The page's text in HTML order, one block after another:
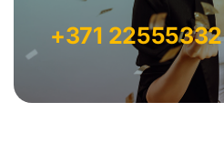
+371 22555332